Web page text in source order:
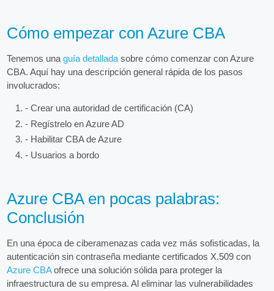
Cómo empezar con Azure CBA
Tenemos unaguía detallada sobre cómo comenzar con Azure
CBA. Aquí hay una descripción general rápida de los pasos
involucrados:
- Crear una autoridad de certificación (CA)
- Regístrelo en Azure AD
- Habilitar CBA de Azure
- Usuarios a bordo
Azure CBA en pocas palabras:
Conclusión
En una época de ciberamenazas cada vez más sofisticadas, la
autenticación sin contraseña mediante certificados X.509 con
Azure CBAofrece una solución sólida para proteger la
infraestructura de su empresa. Al eliminar las vulnerabilidades